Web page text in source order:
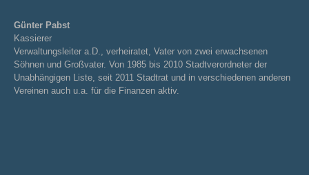
Günter Pabst
Kassierer
Verwaltungsleiter a.D., verheiratet, Vater von zwei erwachsenen
Söhnen und Großvater. Von 1985 bis 2010 Stadtverordneter der
Unabhängigen Liste, seit 2011 Stadtrat und in verschiedenen anderen
Vereinen auch u.a. für die Finanzen aktiv.